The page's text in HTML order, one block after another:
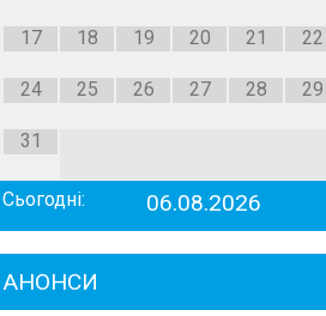
17 18 19 20 21 22
24 25 26 27 28 29
31
Сьогодні: 06.08.2026
АНОНСИ